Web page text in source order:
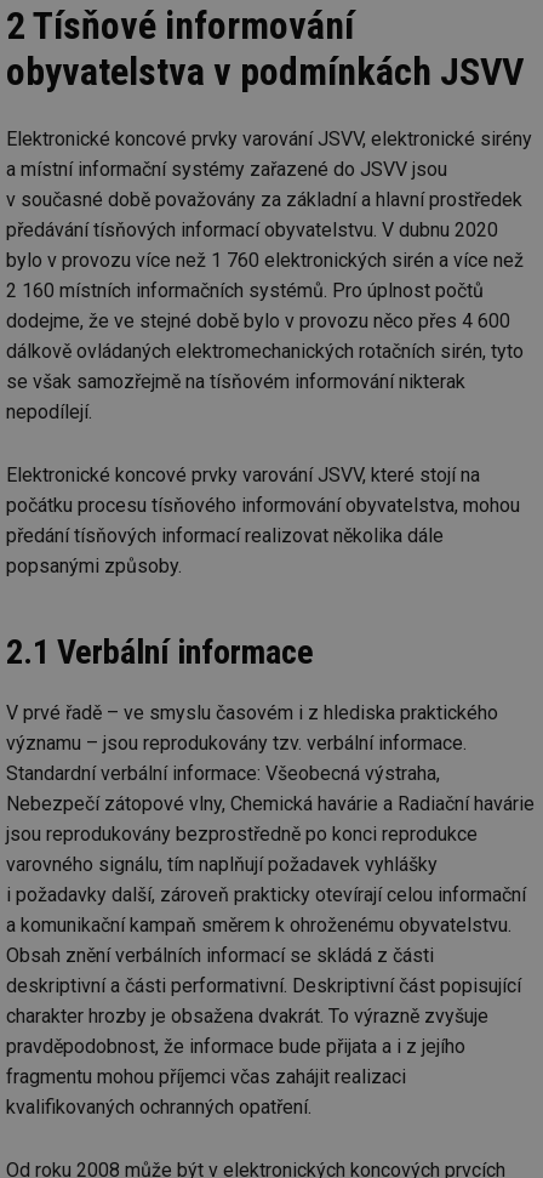
2 Tísňové informování
obyvatelstva v podmínkách JSVV
Elektronické koncové prvky varování JSVV, elektronické sirény
a místní informační systémy zařazené do JSVV jsou
v současné době považovány za základní a hlavní prostředek
předávání tísňových informací obyvatelstvu. V dubnu 2020
bylo v provozu více než 1 760 elektronických sirén a více než
2 160 místních informačních systémů. Pro úplnost počtů
dodejme, že ve stejné době bylo v provozu něco přes 4 600
dálkově ovládaných elektromechanických rotačních sirén, tyto
se však samozřejmě na tísňovém informování nikterak
nepodílejí.
Elektronické koncové prvky varování JSVV, které stojí na
počátku procesu tísňového informování obyvatelstva, mohou
předání tísňových informací rea­lizovat několika dále
popsanými způsoby.
2.1 Verbální informace
V prvé řadě – ve smyslu časovém i z hlediska praktického
významu – jsou reprodukovány tzv. verbální informace.
Standardní verbální informace: Všeobecná výstraha,
Nebezpečí zátopové vlny, Chemická havárie a Radiační havárie
jsou reprodukovány bezprostředně po konci reprodukce
varovného signálu, tím naplňují požadavek vyhlášky
i požadavky další, zároveň prakticky otevírají celou informační
a komunikační kampaň směrem k ohroženému obyvatelstvu.
Obsah znění verbálních informací se skládá z části
deskriptivní a části performativní. Deskriptivní část popisující
charakter hrozby je obsažena dvakrát. To výrazně zvyšuje
pravděpodobnost, že informace bude přijata a i z jejího
fragmentu mohou příjemci včas zahájit realizaci
kvalifikovaných ochranných opatření.
Od roku 2008 může být v elektronických koncových prvcích